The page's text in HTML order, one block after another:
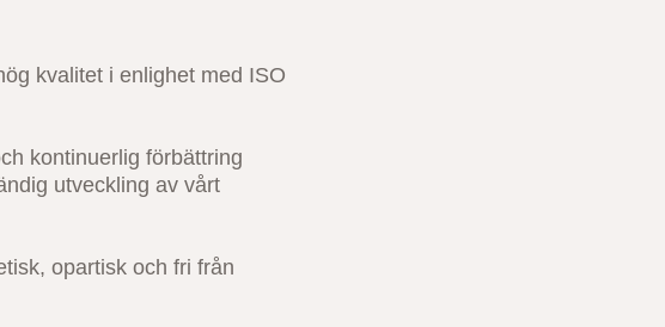
kvalitet i enlighet med ISO
kontinuerlig förbättring
utveckling av vårt
opartisk och fri från